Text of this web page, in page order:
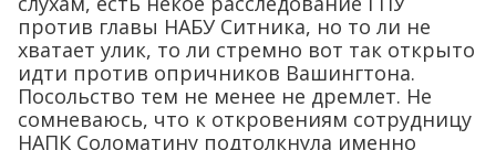
против главы НАБУ Ситника, но то ли не
хватает улик, то ли стремно вот так открыто
идти против опричников Вашингтона.
Посольство тем не менее не дремлет. Не
сомневаюсь, что к откровениям сотрудницу
НАПК Соломатину подтолкнула именно